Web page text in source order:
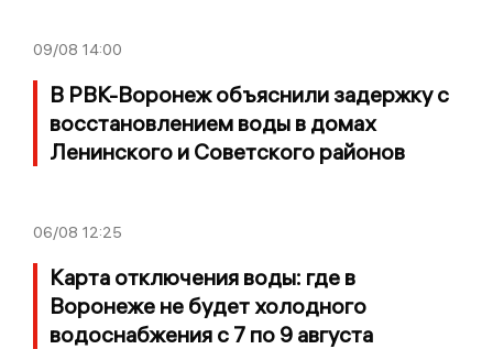
09/08 14:00
В РВК-Воронеж объяснили задержку с
восстановлением воды в домах
Ленинского и Советского районов
06/08 12:25
Карта отключения воды: где в
Воронеже не будет холодного
водоснабжения с 7 по 9 августа